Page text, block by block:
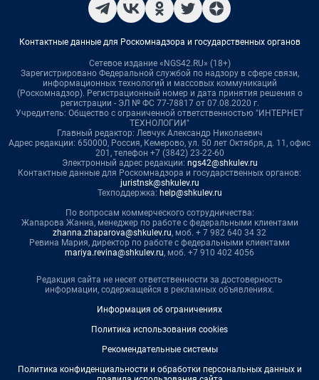
Контактные данные для Роскомнадзора и государственных органов
Сетевое издание «NGS42.RU» (18+)
Зарегистрировано Федеральной службой по надзору в сфере связи,
информационных технологий и массовых коммуникаций
(Роскомнадзор). Регистрационный номер и дата принятия решения о
регистрации - ЭЛ № ФС 77-78817 от 07.08.2020 г.
Учредитель: Общество с ограниченной ответственностью "ИНТЕРНЕТ
ТЕХНОЛОГИИ"
Главный редактор: Левчук Александр Николаевич
Адрес редакции: 650000, Россия, Кемерово, ул. 50 лет Октября, д. 11, офис
201, телефон +7 (3842) 23-22-60
Электронный адрес редакции: ngs42@shkulev.ru
Контактные данные для Роскомнадзора и государственных органов:
juristnsk@shkulev.ru
Техподдержка: help@shkulev.ru
По вопросам коммерческого сотрудничества:
Жапарова Жанна, менеджер по работе с федеральными клиентами
zhanna.zhaparova@shkulev.ru, моб. + 7 982 640 34 32
Ревина Мария, директор по работе с федеральными клиентами
mariya.revina@shkulev.ru, моб. +7 910 402 4056
Редакция сайта не несет ответственности за достоверность
информации, содержащейся в рекламных объявлениях.
Информация об ограничениях
Политика использования cookies
Рекомендательные системы
Политика конфиденциальности и обработки персональных данных и